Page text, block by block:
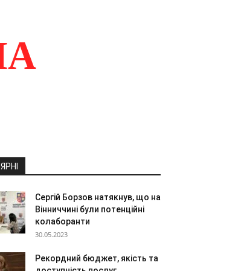
Сергій Борзов натякнув, що на
Вінниччині були потенційні
колаборанти
30.05.2023
Рекордний бюджет, якість та